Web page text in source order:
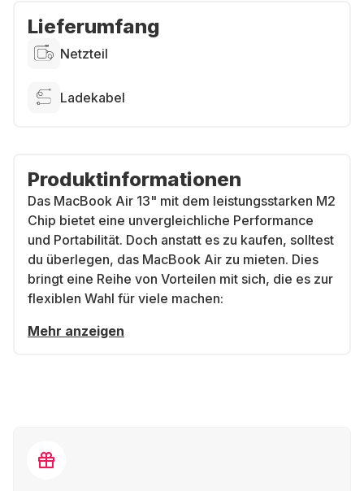
Lieferumfang
Netzteil
Ladekabel
Produktinformationen
Das MacBook Air 13" mit dem leistungsstarken M2
Chip bietet eine unvergleichliche Performance
und Portabilität. Doch anstatt es zu kaufen, solltest
du überlegen, das MacBook Air zu mieten. Dies
bringt eine Reihe von Vorteilen mit sich, die es zur
flexiblen Wahl für viele machen:
Mehr anzeigen